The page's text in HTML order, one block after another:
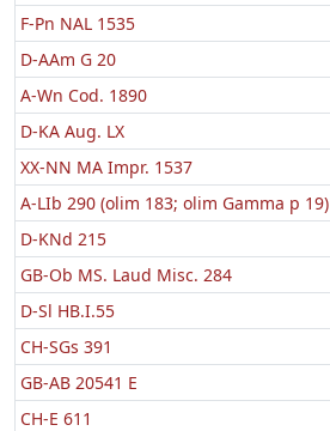
F-Pn NAL 1535
D-AAm G 20
A-Wn Cod. 1890
D-KA Aug. LX
XX-NN MA Impr. 1537
A-LIb 290 (olim 183; olim Gamma p 19)
D-KNd 215
GB-Ob MS. Laud Misc. 284
D-Sl HB.I.55
CH-SGs 391
GB-AB 20541 E
CH-E 611